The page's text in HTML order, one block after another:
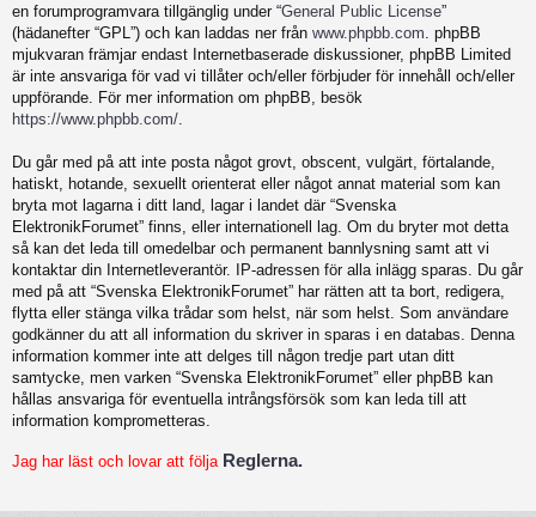
en forumprogramvara tillgänglig under “General Public License”
(hädanefter “GPL”) och kan laddas ner från www.phpbb.com . phpBB
mjukvaran främjar endast Internetbaserade diskussioner, phpBB Limited
är inte ansvariga för vad vi tillåter och/eller förbjuder för innehåll och/eller
uppförande. För mer information om phpBB, besök
https://www.phpbb.com/
Du går med på att inte posta något grovt, obscent, vulgärt, förtalande,
hatiskt, hotande, sexuellt orienterat eller något annat material som kan
bryta mot lagarna i ditt land, lagar i landet där “Svenska
ElektronikForumet” finns, eller internationell lag. Om du bryter mot detta
så kan det leda till omedelbar och permanent bannlysning samt att vi
kontaktar din Internetleverantör. IP-adressen för alla inlägg sparas. Du går
med på att “Svenska ElektronikForumet” har rätten att ta bort, redigera,
flytta eller stänga vilka trådar som helst, när som helst. Som användare
godkänner du att all information du skriver in sparas i en databas. Denna
information kommer inte att delges till någon tredje part utan ditt
samtycke, men varken “Svenska ElektronikForumet” eller phpBB kan
hållas ansvariga för eventuella intrångsförsök som kan leda till att
information komprometteras.
Jag har läst och lovar att följa Reglerna.